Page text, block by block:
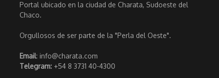
Portal ubicado en la ciudad de Charata, Sudoeste del
Chaco.
Orgullosos de ser parte de la "Perla del Oeste".
Email: info@charata.com
Telegram: +54 8 3731 40-4300